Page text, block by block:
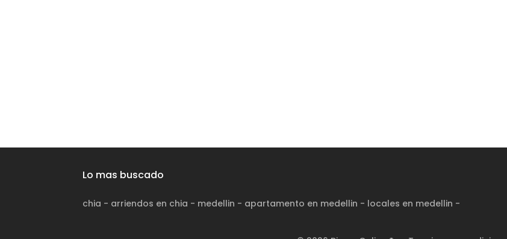
Lo mas buscado
chia - arriendos en chia - medellin - apartamento en medellin - locales en medellin -